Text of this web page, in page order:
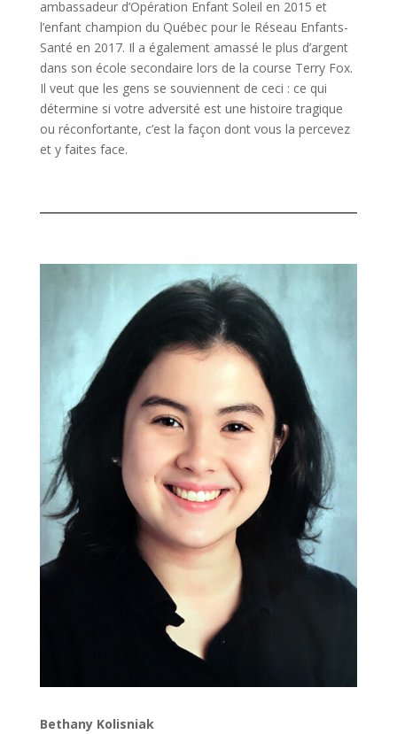
ambassadeur d’Opération Enfant Soleil en 2015 et
l’enfant champion du Québec pour le Réseau Enfants-
Santé en 2017. Il a également amassé le plus d’argent
dans son école secondaire lors de la course Terry Fox.
Il veut que les gens se souviennent de ceci : ce qui
détermine si votre adversité est une histoire tragique
ou réconfortante, c’est la façon dont vous la percevez
et y faites face.
Bethany Kolisniak